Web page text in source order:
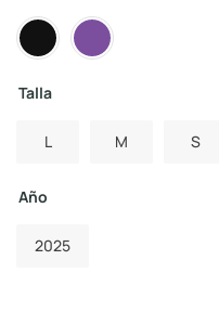
Talla
L M S
Año
2025